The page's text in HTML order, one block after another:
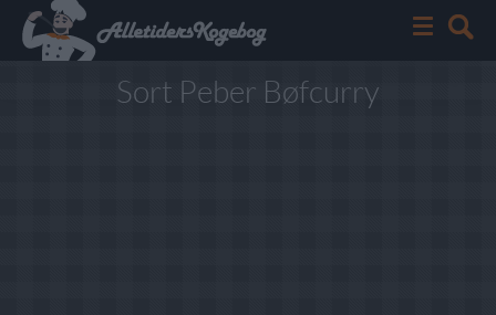
Sort Peber Bøfcurry